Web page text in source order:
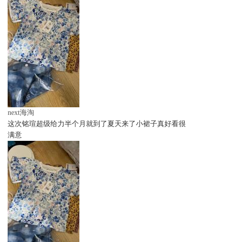
next海淘
这次铭瑄超级给力半个月就到了夏天来了小裙子真好看很
满意